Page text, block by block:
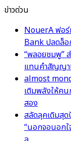
ข่าวด่วน
NouerA ฟอร์
Bank ปลดล็
“พลอยชมพู”
แทนคำสัญญา
almost
เติมพลังให้ค
สอง
สลัดลุคเดิมสุ
“นอกจอนอกใ